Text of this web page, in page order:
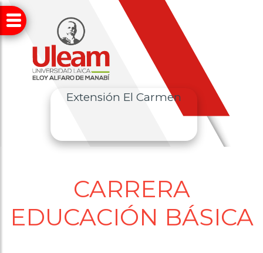
Extensión El Carmen
CARRERA
EDUCACIÓN BÁSICA